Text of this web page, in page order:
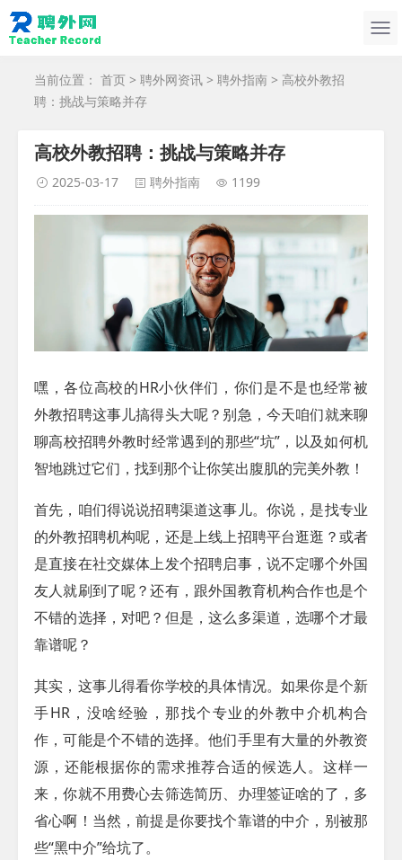
当前位置： 首页 > 聘外网资讯 > 聘外指南 > 高校外教招
聘：挑战与策略并存
高校外教招聘：挑战与策略并存
2025-03-17 聘外指南 1199
嘿，各位高校的HR小伙伴们，你们是不是也经常被
外教招聘这事儿搞得头大呢？别急，今天咱们就来聊
聊高校招聘外教时经常遇到的那些“坑”，以及如何机
智地跳过它们，找到那个让你笑出腹肌的完美外教！
首先，咱们得说说招聘渠道这事儿。你说，是找专业
的外教招聘机构呢，还是上线上招聘平台逛逛？或者
是直接在社交媒体上发个招聘启事，说不定哪个外国
友人就刷到了呢？还有，跟外国教育机构合作也是个
不错的选择，对吧？但是，这么多渠道，选哪个才最
靠谱呢？
其实，这事儿得看你学校的具体情况。如果你是个新
手HR，没啥经验，那找个专业的外教中介机构合
作，可能是个不错的选择。他们手里有大量的外教资
源，还能根据你的需求推荐合适的候选人。这样一
来，你就不用费心去筛选简历、办理签证啥的了，多
省心啊！当然，前提是你要找个靠谱的中介，别被那
些“黑中介”给坑了。